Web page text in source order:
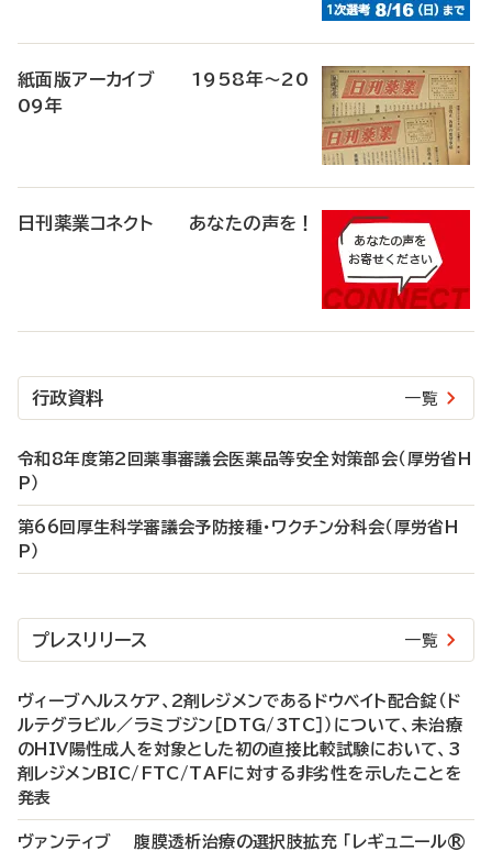
紙面版アーカイブ 1958年～20
09年
日刊薬業コネクト あなたの声を！
行政資料 一覧
令和8年度第2回薬事審議会医薬品等安全対策部会（厚労省H
P）
第66回厚生科学審議会予防接種・ワクチン分科会（厚労省H
P）
プレスリリース 一覧
ヴィーブヘルスケア、2剤レジメンであるドウベイト配合錠（ド
ルテグラビル／ラミブジン［DTG/3TC］）について、未治療
のHIV陽性成人を対象とした初の直接比較試験において、3
剤レジメンBIC/FTC/TAFに対する非劣性を示したことを
発表
ヴァンティブ 腹膜透析治療の選択肢拡充 「レギュニール®